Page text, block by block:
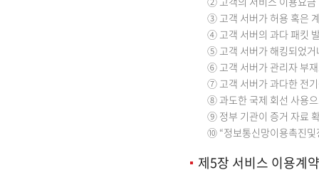
③ 고객 서버가 허용 혹은
④ 고객 서버의 과다 패킷
⑤ 고객 서버가 해킹되었거
⑥ 고객 서버가 관리자 부
⑦ 고객 서버가 과다한 전
⑧ 과도한 국제 회선 사용
⑨ 정부 기관이 증거 자료
⑩ “정보통신망이용촉진및
제5장 서비스 이용계